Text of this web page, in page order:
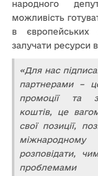
народного
можливість
в європейських
залучати ресурси
«Для нас
партнерами –
промоції та
коштів, це
свої позиції,
розповідати,
проблемами